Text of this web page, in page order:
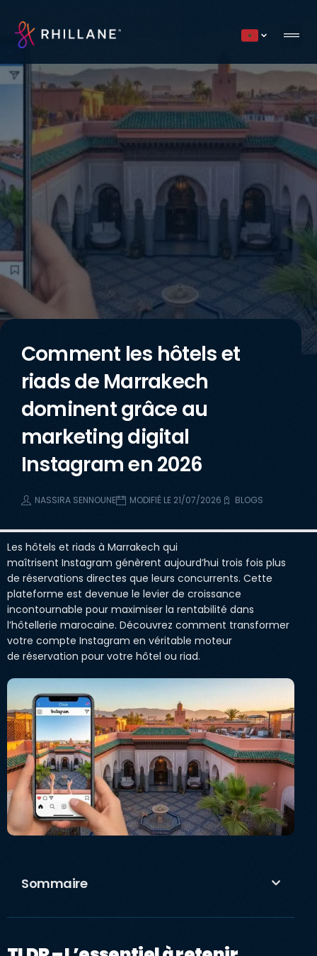
Current
Comment les hôtels et
riads de Marrakech
dominent grâce au
marketing digital
Instagram en 2026
NASSIRA SENNOUNE MODIFIÉ LE 21/07/2026 BLOGS
Les hôtels et riads à Marrakech qui
maîtrisent Instagram génèrent aujourd’hui trois fois plus
de réservations directes que leurs concurrents. Cette
plateforme est devenue le levier de croissance
incontournable pour maximiser la rentabilité dans
l’hôtellerie marocaine. Découvrez comment transformer
votre compte Instagram en véritable moteur
de réservation pour votre hôtel ou riad.
Sommaire